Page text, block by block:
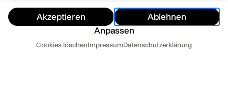
Akzeptieren
Ablehnen
Anpassen
Cookies löschenImpressumDatenschutzerklärung
Termine